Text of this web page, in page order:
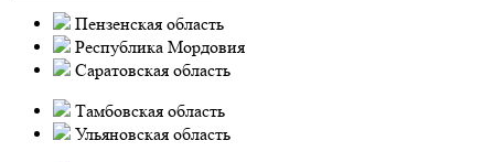
Пензенская область
Республика Мордовия
Саратовская область
Тамбовская область
Ульяновская область